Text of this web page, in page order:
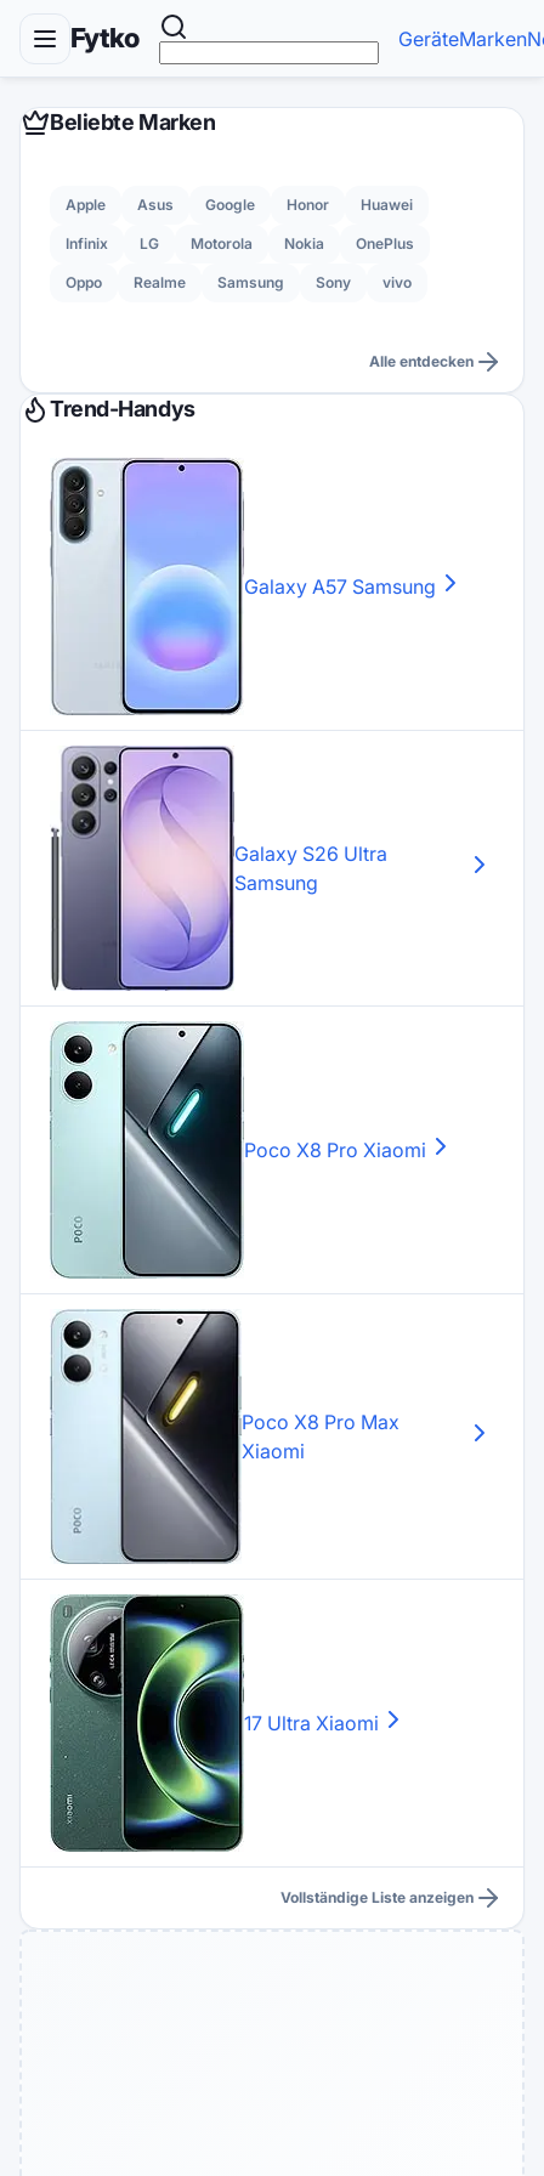
Fytko GeräteMarken
Beliebte Marken
Apple Asus Google Honor Huawei
Infinix LG Motorola Nokia OnePlus
Oppo Realme Samsung Sony vivo
Alle entdecken
Trend-Handys
Galaxy A57 Samsung
Galaxy S26 Ultra
Samsung
Poco X8 Pro Xiaomi
Poco X8 Pro Max
Xiaomi
17 Ultra Xiaomi
Vollständige Liste anzeigen